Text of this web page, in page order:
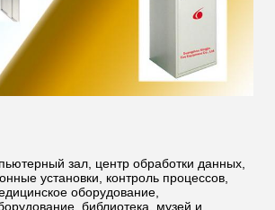
зал, центр обработки данных,
установки, контроль процессов,
оборудование,
библиотека, музей и